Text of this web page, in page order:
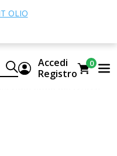
OLIO
Accedi
Registro
0
décolleté